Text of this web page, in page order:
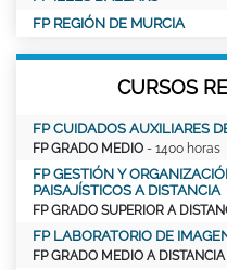
FP REGIÓN DE MURCIA
CURSOS
FP CUIDADOS AUXILIARES
FP GRADO MEDIO - 1400 horas
FP GESTIÓN Y
PAISAJÍSTICOS A DISTANCIA
FP GRADO SUPERIOR A
FP LABORATORIO DE
FP GRADO MEDIO A DISTANCIA